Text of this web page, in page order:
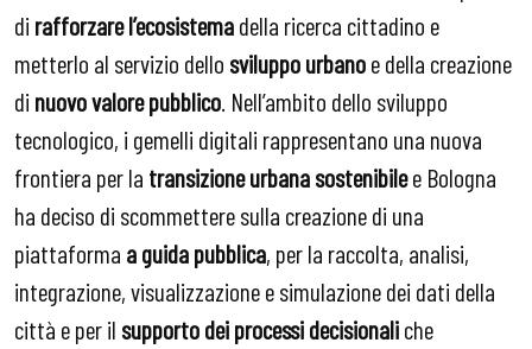
di rafforzare l’ecosistemadella ricerca cittadino e
metterlo al servizio dello sviluppo urbanoe della creazione
di nuovo valore pubblico . Nell’ambito dello sviluppo
tecnologico, i gemelli digitali rappresentano una nuova
frontiera per la transizione urbana sostenibilee Bologna
ha deciso di scommettere sulla creazione di una
piattaforma a guida pubblica, per la raccolta, analisi,
integrazione, visualizzazione e simulazione dei dati della
città e per il supporto dei processi decisionaliche